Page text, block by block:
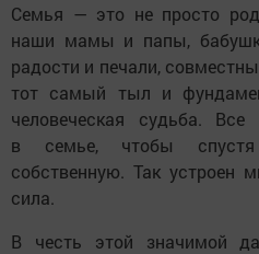
Семья — это не просто
наши мамы и папы,
радости и печали,
тот самый тыл и
человеческая судьба.
в семье, чтобы
собственную. Так устроен
сила.
В честь этой значимой